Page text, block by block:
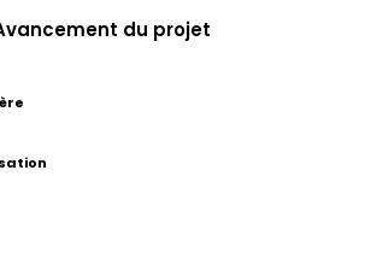
du projet